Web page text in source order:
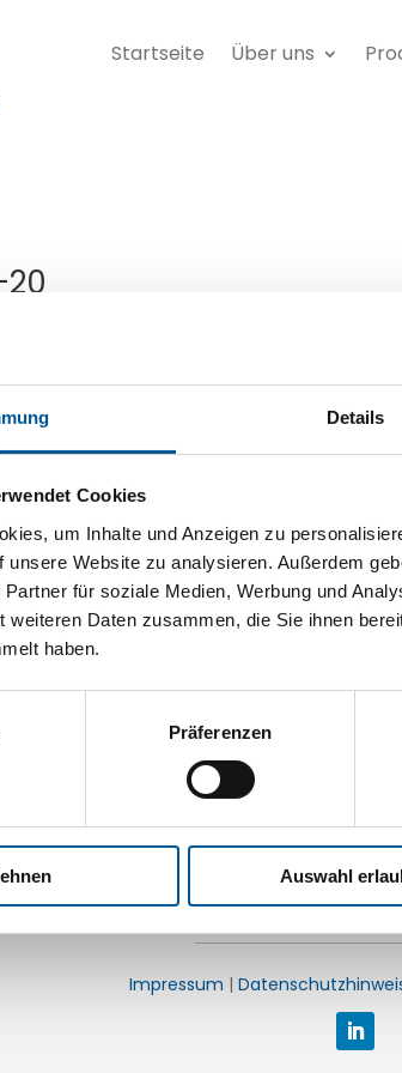
Details
Cookies
um Inhalte und Anzeigen zu
unsere Website zu analysieren. Außerdem
für soziale Medien, Werbung und
weiteren Daten zusammen, die Sie ihnen
haben.
Präferenzen
Auswahl
Startseite Über uns
Mählersbeck 83,
Telefon:+49 202 281519-0| Fax: +49 202
Impressum |